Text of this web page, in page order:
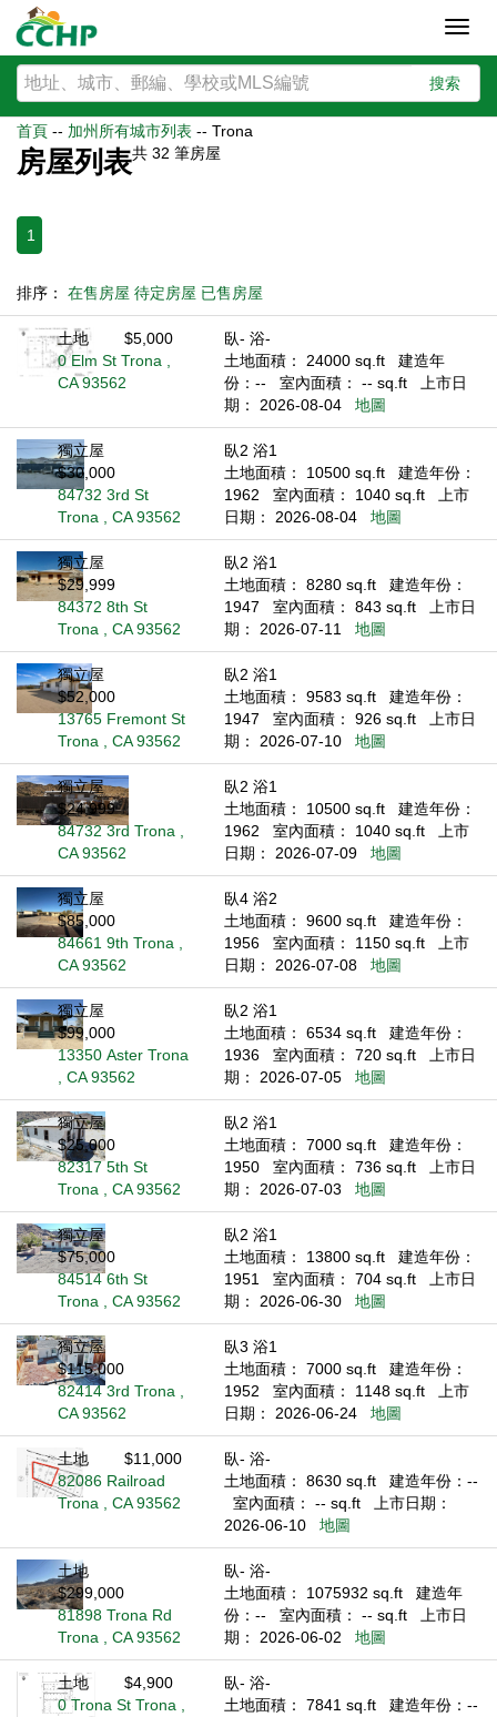
搜索
首頁 -- 加州所有城市列表 -- Trona
房屋列表共 32 筆房屋
1
排序： 在售房屋 待定房屋 已售房屋
土地
$5,000
0 Elm St Trona ,
CA 93562
臥- 浴-
土地面積： 24000 sq.ft
建造年
份：--
室內面積： -- sq.ft
上市日
期： 2026-08-04
地圖
獨立屋
$30,000
84732 3rd St
Trona , CA 93562
臥2 浴1
土地面積： 10500 sq.ft
建造年份：
1962
室內面積： 1040 sq.ft
上市
日期： 2026-08-04
地圖
獨立屋
$29,999
84372 8th St
Trona , CA 93562
臥2 浴1
土地面積： 8280 sq.ft
建造年份：
1947
室內面積： 843 sq.ft
上市日
期： 2026-07-11
地圖
獨立屋
$52,000
13765 Fremont St
Trona , CA 93562
臥2 浴1
土地面積： 9583 sq.ft
建造年份：
1947
室內面積： 926 sq.ft
上市日
期： 2026-07-10
地圖
獨立屋
$24,999
84732 3rd Trona ,
CA 93562
臥2 浴1
土地面積： 10500 sq.ft
建造年份：
1962
室內面積： 1040 sq.ft
上市
日期： 2026-07-09
地圖
獨立屋
$85,000
84661 9th Trona ,
CA 93562
臥4 浴2
土地面積： 9600 sq.ft
建造年份：
1956
室內面積： 1150 sq.ft
上市
日期： 2026-07-08
地圖
獨立屋
$99,000
13350 Aster Trona
, CA 93562
臥2 浴1
土地面積： 6534 sq.ft
建造年份：
1936
室內面積： 720 sq.ft
上市日
期： 2026-07-05
地圖
獨立屋
$25,000
82317 5th St
Trona , CA 93562
臥2 浴1
土地面積： 7000 sq.ft
建造年份：
1950
室內面積： 736 sq.ft
上市日
期： 2026-07-03
地圖
獨立屋
$75,000
84514 6th St
Trona , CA 93562
臥2 浴1
土地面積： 13800 sq.ft
建造年份：
1951
室內面積： 704 sq.ft
上市日
期： 2026-06-30
地圖
獨立屋
$115,000
82414 3rd Trona ,
CA 93562
臥3 浴1
土地面積： 7000 sq.ft
建造年份：
1952
室內面積： 1148 sq.ft
上市
日期： 2026-06-24
地圖
土地
$11,000
82086 Railroad
Trona , CA 93562
臥- 浴-
土地面積： 8630 sq.ft
建造年份：--
室內面積： -- sq.ft
上市日期：
2026-06-10
地圖
土地
$299,000
81898 Trona Rd
Trona , CA 93562
臥- 浴-
土地面積： 1075932 sq.ft
建造年
份：--
室內面積： -- sq.ft
上市日
期： 2026-06-02
地圖
土地
$4,900
0 Trona St Trona ,
臥- 浴-
土地面積： 7841 sq.ft
建造年份：--